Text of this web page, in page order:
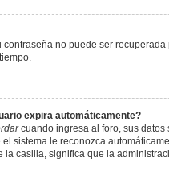
contraseña no puede ser
expira automáticamente?
cuando ingresa al foro, sus datos
sistema le reconozca
la casilla, significa que la